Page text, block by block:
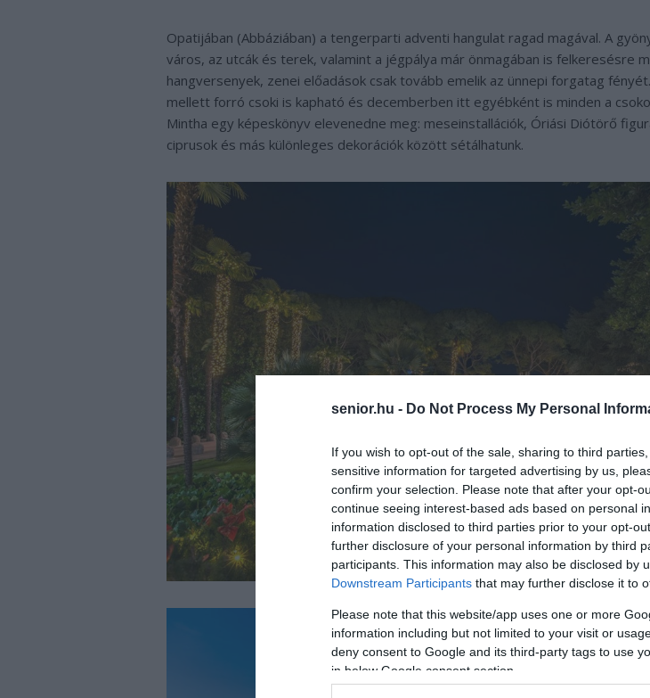
senior.hu - Do Not Process My Personal
If you wish to opt-out of the sale, sharing to third
sensitive information for targeted advertising by us,
confirm your selection. Please note that after your opt-
continue seeing interest-based ads based on personal
information disclosed to third parties prior to your opt-
further disclosure of your personal information by third
participants. This information may also be disclosed by
Downstream Participants that may further disclose it to
Please note that this website/app uses one or more
information including but not limited to your visit or
deny consent to Google and its third-party tags to use
in below Google consent section.
Opatijában (Abbáziában) a tengerparti adventi hangulat ragad magával. A
város, az utcák és terek, valamint a jégpálya már önmagában is felkeresésre
hangversenyek, zenei előadások csak tovább emelik az ünnepi forgatag
mellett forró csoki is kapható és decemberben itt egyébként is minden a
Mintha egy képeskönyv elevenedne meg: meseinstallációk, Óriási Diótörő
ciprusok és más különleges dekorációk között sétálhatunk.